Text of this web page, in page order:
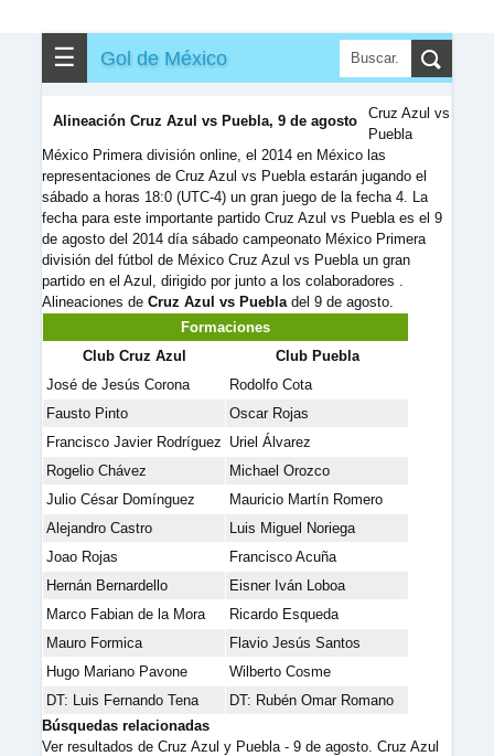
☰ Gol de México
Alineación Cruz Azul vs Puebla, 9 de agosto
Cruz Azul vs
Puebla
México Primera división online, el 2014 en México las
representaciones de Cruz Azul vs Puebla estarán jugando el
sábado a horas 18:0 (UTC-4) un gran juego de la fecha 4. La
fecha para este importante partido Cruz Azul vs Puebla es el 9
de agosto del 2014 día sábado campeonato México Primera
división del fútbol de México Cruz Azul vs Puebla un gran
partido en el Azul, dirigido por junto a los colaboradores .
Alineaciones de Cruz Azul vs Puebladel 9 de agosto.
Formaciones
Club Cruz Azul
Club Puebla
José de Jesús Corona
Rodolfo Cota
Fausto Pinto
Oscar Rojas
Francisco Javier Rodríguez Uriel Álvarez
Rogelio Chávez
Michael Orozco
Julio César Domínguez
Mauricio Martín Romero
Alejandro Castro
Luis Miguel Noriega
Joao Rojas
Francisco Acuña
Hernán Bernardello
Eisner Iván Loboa
Marco Fabian de la Mora
Ricardo Esqueda
Mauro Formica
Flavio Jesús Santos
Hugo Mariano Pavone
Wilberto Cosme
DT: Luis Fernando Tena
DT: Rubén Omar Romano
Búsquedas relacionadas
Ver resultados de Cruz Azul y Puebla - 9 de agosto. Cruz Azul
Otros ▼